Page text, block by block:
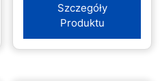
Szczegóły
Produktu